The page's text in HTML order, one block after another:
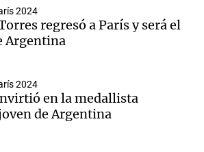
2024
regresó a París y será el
Argentina
2024
en la medallista
de Argentina